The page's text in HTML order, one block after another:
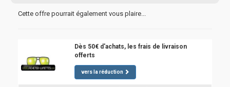
Cette offre pourrait également vous plaire...
Dès 50€ d'achats, les frais de livraison
offerts
vers la réduction